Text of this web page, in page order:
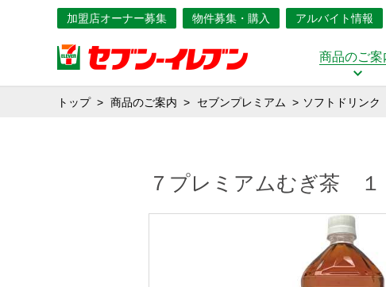
加盟店オーナー募集 物件募集・購入 アルバイト情報
商品のご案
トップ 商品のご案内 セブンプレミアム ソフトドリンク
７プレミアムむぎ茶 １